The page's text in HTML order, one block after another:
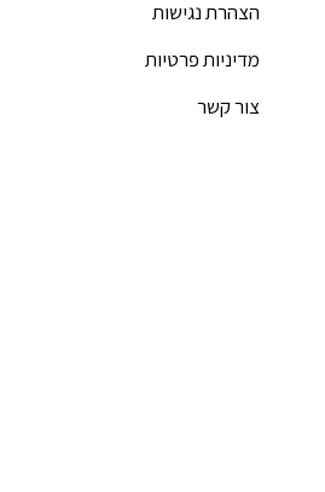
הצהרת נגישות
מדיניות פרטיות
צור קשר